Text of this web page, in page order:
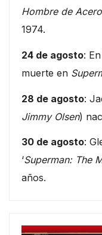
Hombre de
1974.
24 de agosto:
muerte en
28 de agosto:
Jimmy Olsen)
30 de agosto:
‘Superman: The
años.